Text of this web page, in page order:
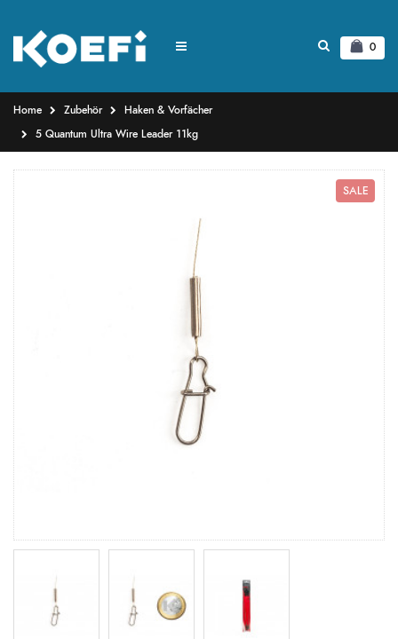
0
Home Zubehör Haken & Vorfächer
5 Quantum Ultra Wire Leader 11kg
SALE